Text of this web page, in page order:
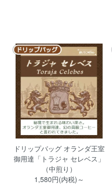
ドリップバッグ オランダ王室
御用達「トラジャ セレベス」
（中煎り）
1,580円(内税)～